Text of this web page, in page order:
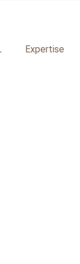
Expertise